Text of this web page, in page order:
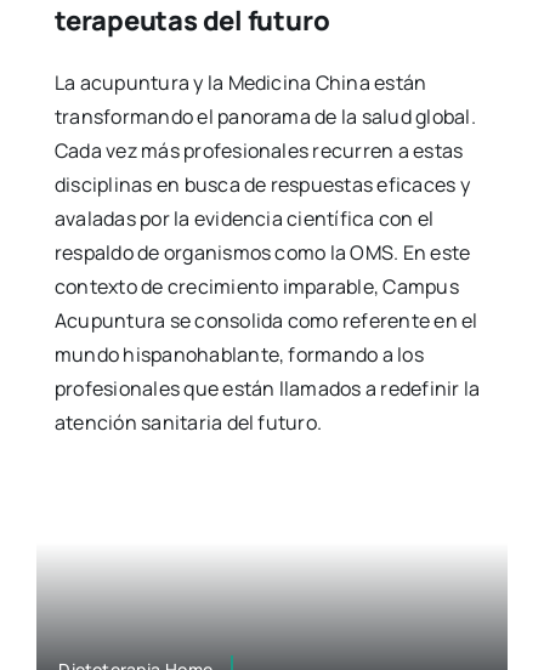
terapeutas del futuro
La acupuntura y la Medicina China están
transformando el panorama de la salud global.
Cada vez más profesionales recurren a estas
disciplinas en busca de respuestas eficaces y
avaladas por la evidencia científica con el
respaldo de organismos como la OMS. En este
contexto de crecimiento imparable, Campus
Acupuntura se consolida como referente en el
mundo hispanohablante, formando a los
profesionales que están llamados a redefinir la
atención sanitaria del futuro.